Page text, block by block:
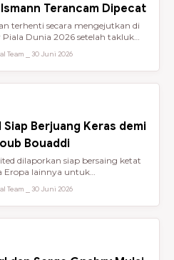
Terancam Dipecat
terhenti secara mengejutkan di
Piala Dunia 2026 setelah takluk
Team ⎯ 30 Juni 2026
Siap Berjuang Keras demi
Bouaddi
dilaporkan siap bersaing ketat
Eropa lainnya untuk
Team ⎯ 30 Juni 2026